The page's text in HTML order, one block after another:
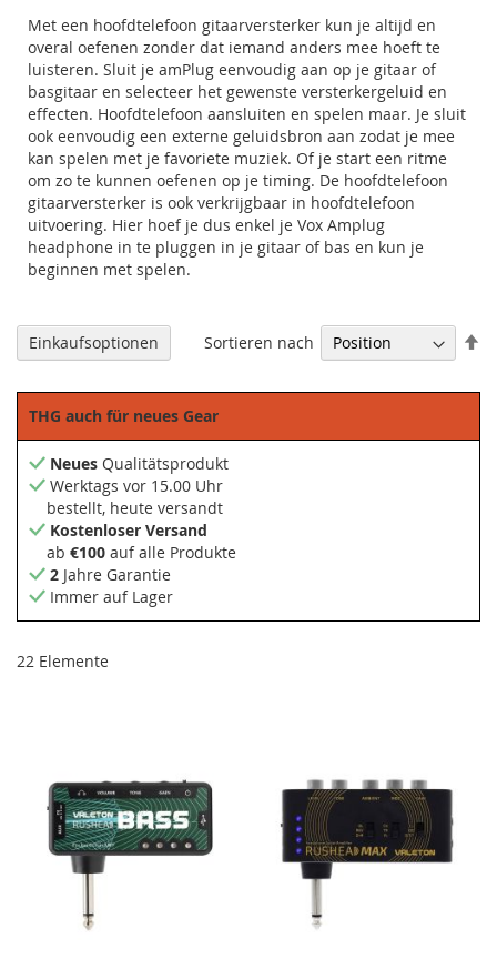
Met een hoofdtelefoon gitaarversterker kun je altijd en
overal oefenen zonder dat iemand anders mee hoeft te
luisteren. Sluit je amPlug eenvoudig aan op je gitaar of
basgitaar en selecteer het gewenste versterkergeluid en
effecten. Hoofdtelefoon aansluiten en spelen maar. Je sluit
ook eenvoudig een externe geluidsbron aan zodat je mee
kan spelen met je favoriete muziek. Of je start een ritme
om zo te kunnen oefenen op je timing. De hoofdtelefoon
gitaarversterker is ook verkrijgbaar in hoofdtelefoon
uitvoering. Hier hoef je dus enkel je Vox Amplug
headphone in te pluggen in je gitaar of bas en kun je
beginnen met spelen.
22 Elemente
Sortieren nach
Einkaufsoptionen
THG auch für neues Gear
Neues Qualitätsprodukt
Werktags vor 15.00 Uhr
bestellt, heute versandt
Kostenloser Versand
ab €100 auf alle Produkte
2 Jahre Garantie
Immer auf Lager